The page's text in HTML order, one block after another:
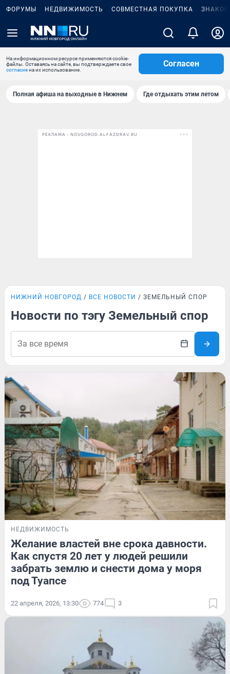
ФОРУМЫ НЕДВИЖИМОСТЬ СОВМЕСТНАЯ ПОКУПКА
На информационном ресурсе применяются cookie-
файлы. Оставаясь на сайте, вы подтверждаете свое
согласиена их использование.
Согласен
Полная афиша на выходные в Нижнем Где отдыхать этим летом
РЕКЛАМА • NOVGOROD.ALFAZDRAV.RU
НИЖНИЙ НОВГОРОД ВСЕ НОВОСТИ ЗЕМЕЛЬНЫЙ СПОР
Новости по тэгу Земельный спор
НЕДВИЖИМОСТЬ
Желание властей вне срока давности.
Как спустя 20 лет у людей решили
забрать землю и снести дома у моря
под Туапсе
22 апреля, 2026, 13:30 774 3